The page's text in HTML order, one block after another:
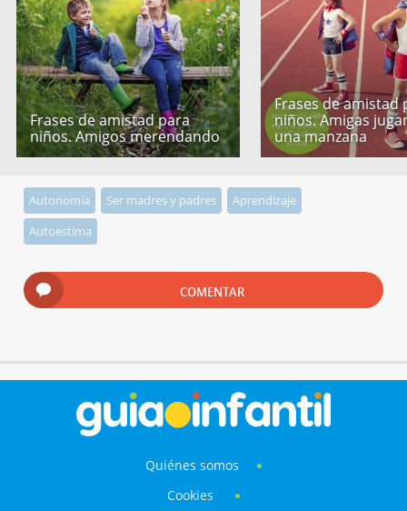
Frases de amistad para
niños. Amigos merendando
Frases de amistad
niños. Amigas
una manzana
Autonomía Ser madres y padres
Aprendizaje
Autoestima
COMENTAR
Quiénes somos
Cookies